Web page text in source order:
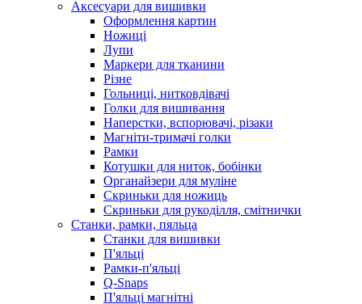
Аксесуари для вишивки
Оформлення картин
Ножиці
Лупи
Маркери для тканини
Різне
Гольниці, нитковдівачі
Голки для вишивання
Наперстки, вспорювачі, різаки
Магніти-тримачі голки
Рамки
Котушки для ниток, бобінки
Органайзери для муліне
Скриньки для ножиць
Скриньки для рукоділля, смітнички
Станки, рамки, пяльца
Станки для вишивки
П'яльці
Рамки-п'яльці
Q-Snaps
П'яльці магнітні